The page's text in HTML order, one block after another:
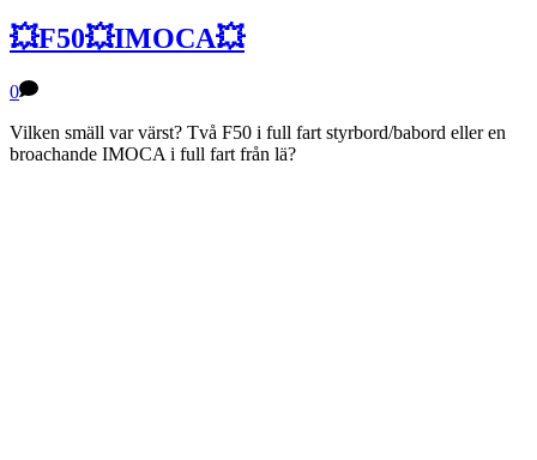
💥F50💥IMOCA💥
0
Vilken smäll var värst? Två F50 i full fart styrbord/babord eller en
broachande IMOCA i full fart från lä?